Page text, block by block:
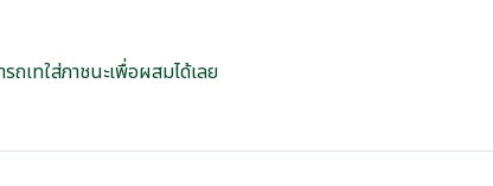
ถเทใส่ภาชนะเพื่อผสมได้เลย